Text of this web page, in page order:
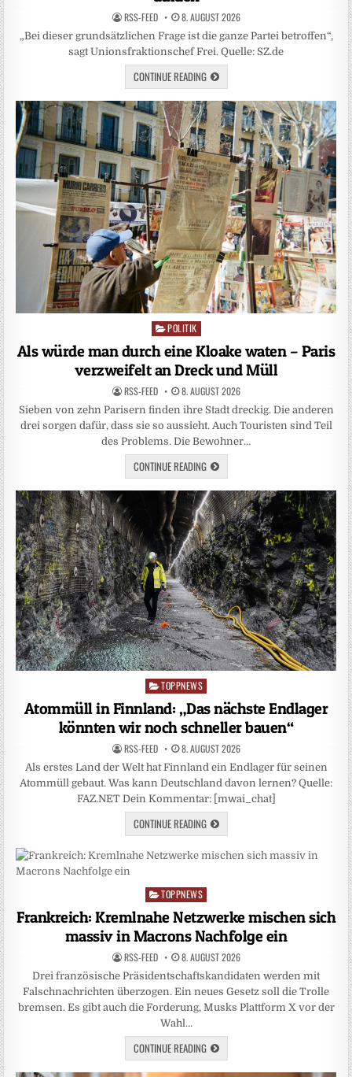
RSS-FEED 8. AUGUST 2026
„Bei dieser grundsätzlichen Frage ist die ganze Partei betroffen“,
sagt Unionsfraktionschef Frei. Quelle: SZ.de
CONTINUE READING
Posted
in
POLITIK
Als würde man durch eine Kloake waten – Paris
verzweifelt an Dreck und Müll
RSS-FEED 8. AUGUST 2026
Sieben von zehn Parisern finden ihre Stadt dreckig. Die anderen
drei sorgen dafür, dass sie so aussieht. Auch Touristen sind Teil
des Problems. Die Bewohner…
CONTINUE READING
Posted
in
TOPPNEWS
Atommüll in Finnland: „Das nächste Endlager
könnten wir noch schneller bauen“
RSS-FEED 8. AUGUST 2026
Als erstes Land der Welt hat Finnland ein Endlager für seinen
Atommüll gebaut. Was kann Deutschland davon lernen? Quelle:
FAZ.NET Dein Kommentar: [mwai_chat]
CONTINUE READING
Posted
in
TOPPNEWS
Frankreich: Kremlnahe Netzwerke mischen sich
massiv in Macrons Nachfolge ein
RSS-FEED 8. AUGUST 2026
Drei französische Präsidentschaftskandidaten werden mit
Falschnachrichten überzogen. Ein neues Gesetz soll die Trolle
bremsen. Es gibt auch die Forderung, Musks Plattform X vor der
Wahl…
CONTINUE READING